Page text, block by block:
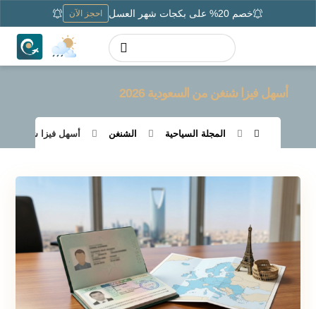
خصم 20% على بكجات شهر العسل احجز الآن
أسهل فيزا شنغن من السعودية 2026
المجلة السياحية الشنغن أسهل فيزا شنغن من